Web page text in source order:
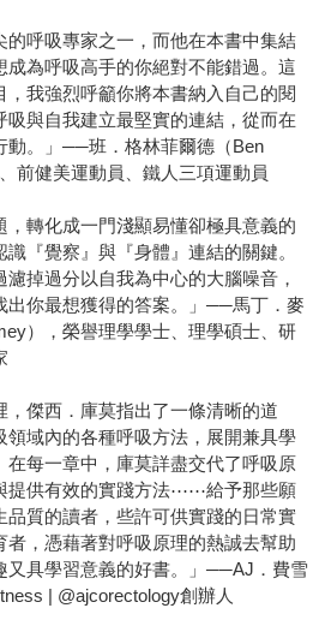
的呼吸專家之一，而他在本書中集結
成為呼吸高手的你絕對不能錯過。這
，我強烈呼籲你將本書納入自己的閱
與自我建立最堅實的連結，從而在
動。」──班．格林菲爾德（Ben
前健美運動員、鐵人三項運動員
，轉化成一門淺顯易懂卻極具意義的
『覺察』與『身體』連結的關鍵。
掉過分以自我為中心的大腦噪音，
出你最想獲得的答案。」──馬丁．麥
），榮譽理學學士、理學碩士、研
，傑西．庫莫指出了一條清晰的道
領域內的各種呼吸方法，展開兼具學
在每一章中，庫莫詳盡交代了呼吸原
提供有效的實踐方法⋯⋯給予那些願
品質的讀者，些許可供實踐的日常實
，憑藉著對呼吸原理的熱誠去幫助
又具學習意義的好書。」──AJ．費雪
| @ajcorectology創辦人